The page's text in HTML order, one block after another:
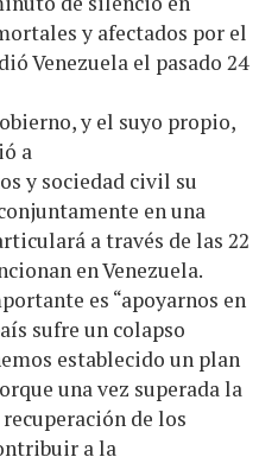
y afectados por el
Venezuela el pasado 24
y el suyo propio,
a
y sociedad civil su
en una
a través de las 22
en Venezuela.
es “apoyarnos en
sufre un colapso
establecido un plan
una vez superada la
de los
a la